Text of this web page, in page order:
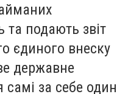
та подають звіт
єдиного внеску
державне
самі за себе один